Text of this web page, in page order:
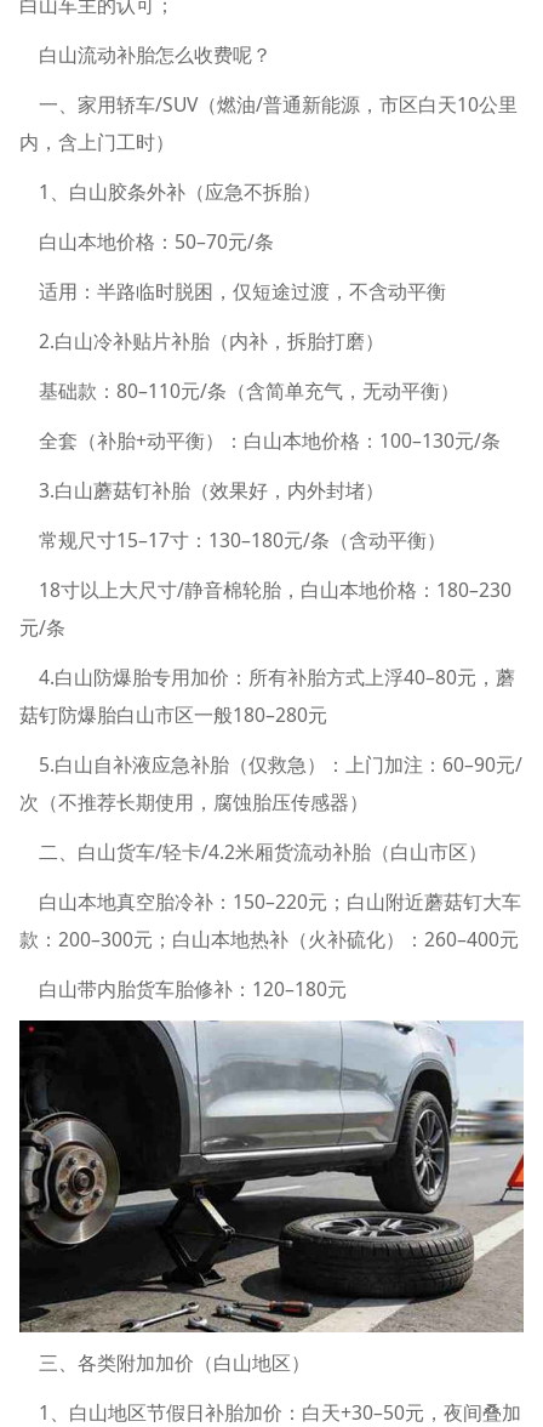
白山流动补胎怎么收费呢？
一、家用轿车/SUV（燃油/普通新能源，市区白天10公里
内，含上门工时）
1、白山胶条外补（应急不拆胎）
白山本地价格：50–70元/条
适用：半路临时脱困，仅短途过渡，不含动平衡
2.白山冷补贴片补胎（内补，拆胎打磨）
基础款：80–110元/条（含简单充气，无动平衡）
全套（补胎+动平衡）：白山本地价格：100–130元/条
3.白山蘑菇钉补胎（效果好，内外封堵）
常规尺寸15–17寸：130–180元/条（含动平衡）
18寸以上大尺寸/静音棉轮胎，白山本地价格：180–230
元/条
4.白山防爆胎专用加价：所有补胎方式上浮40–80元，蘑
菇钉防爆胎白山市区一般180–280元
5.白山自补液应急补胎（仅救急）：上门加注：60–90元/
次（不推荐长期使用，腐蚀胎压传感器）
二、白山货车/轻卡/4.2米厢货流动补胎（白山市区）
白山本地真空胎冷补：150–220元；白山附近蘑菇钉大车
款：200–300元；白山本地热补（火补硫化）：260–400元
白山带内胎货车胎修补：120–180元
三、各类附加加价（白山地区）
1、白山地区节假日补胎加价：白天+30–50元，夜间叠加